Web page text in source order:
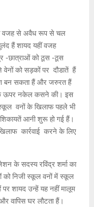
वजह से अवैध रूप से चल
हैं शायद यहीं वजह
-छात्राओं को ठूस -ठूस
को सड़कों पर दौडातें हैं
बन सकता हैं और जरुरत हैं
ऊपर नकेल कसने की। इस
स्कूल वनों के खिलाफ पहले भी
आनी शुरू हो गई हैं।
कार्रवाई करने के लिए
रविंद्र शर्मा का
को निजी स्कूल वनों में स्कूल
शायद उन्हें यह नहीं मालूम
वापिस घर लौटता हैं।